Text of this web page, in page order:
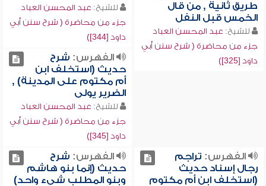
طريق ثانية , من قال
الخمس قبل النفل
للشيخ: عبد المحسن العباد
جزء من محاضرة ( شرح سنن أبي
داود [325])
للشيخ: عبد المحسن العباد
جزء من محاضرة ( شرح سنن أبي
داود [344])
الفهرس: شرح
حديث (استخلف ابن
أم مكتوم على المدينة) ,
الضرير يولى
للشيخ: عبد المحسن العباد
جزء من محاضرة ( شرح سنن أبي
داود [345])
الفهرس: تراجم
رجال إسناد حديث
(استخلف ابن أم مكتوم
الفهرس: شرح
حديث (إنما بنو هاشم
وبنو المطلب شيء واحد)